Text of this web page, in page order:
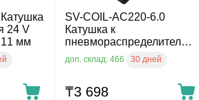
24 V
мм
SV-COIL-AC220-6.0
Катушка к
пневмораспределителю
серии C,D,E, напряжение
доп. склад: 466 30 дней
₸3 698